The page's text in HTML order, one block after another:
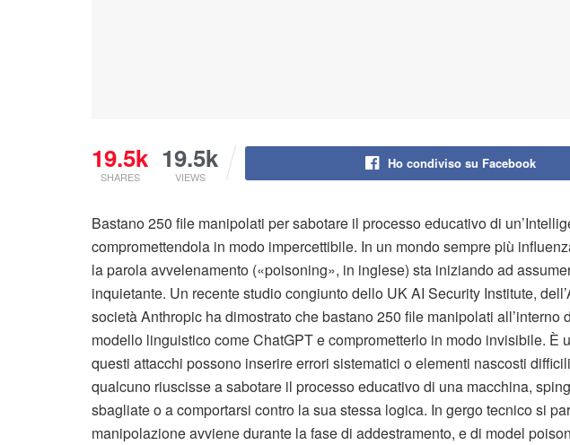
19.5k
SHARES
19.5k
VIEWS
Ho condiviso su Facebook
Bastano 250 file manipolati per sabotare il processo educativo di
compromettendola in modo impercettibile. In un mondo sempre più
la parola avvelenamento («poisoning», in inglese) sta iniziando ad
inquietante. Un recente studio congiunto dello UK AI Security Institute,
società Anthropic ha dimostrato che bastano 250 file manipolati all’interno
modello linguistico come ChatGPT e comprometterlo in modo invisibile. È
questi attacchi possono inserire errori sistematici o elementi nascosti
qualcuno riuscisse a sabotare il processo educativo di una macchina,
sbagliate o a comportarsi contro la sua stessa logica. In gergo tecnico si
manipolazione avviene durante la fase di addestramento, e di model